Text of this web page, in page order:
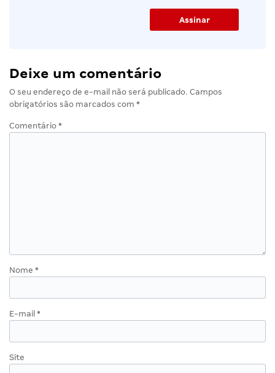
Deixe um comentário
O seu endereço de e-mail não será publicado. Campos
obrigatórios são marcados com *
Comentário *
Nome *
E-mail *
Site